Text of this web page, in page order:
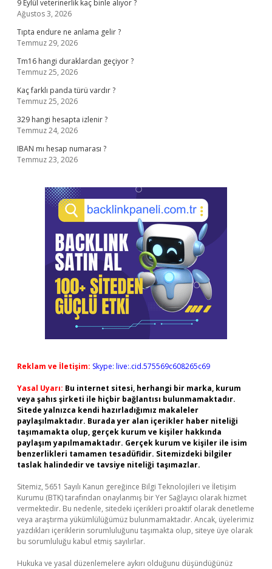
9 Eylül veterinerlik kaç binle alıyor ?
Ağustos 3, 2026
Tıpta endure ne anlama gelir ?
Temmuz 29, 2026
Tm16 hangi duraklardan geçiyor ?
Temmuz 25, 2026
Kaç farklı panda türü vardır ?
Temmuz 25, 2026
329 hangi hesapta izlenir ?
Temmuz 24, 2026
IBAN mı hesap numarası ?
Temmuz 23, 2026
Reklam ve İletişim: Skype: live:.cid.575569c608265c69
Yasal Uyarı: Bu internet sitesi, herhangi bir marka, kurum
veya şahıs şirketi ile hiçbir bağlantısı bulunmamaktadır.
Sitede yalnızca kendi hazırladığımız makaleler
paylaşılmaktadır. Burada yer alan içerikler haber niteliği
taşımamakta olup, gerçek kurum ve kişiler hakkında
paylaşım yapılmamaktadır. Gerçek kurum ve kişiler ile isim
benzerlikleri tamamen tesadüfidir. Sitemizdeki bilgiler
taslak halindedir ve tavsiye niteliği taşımazlar.
Sitemiz, 5651 Sayılı Kanun gereğince Bilgi Teknolojileri ve İletişim
Kurumu (BTK) tarafından onaylanmış bir Yer Sağlayıcı olarak hizmet
vermektedir. Bu nedenle, sitedeki içerikleri proaktif olarak denetleme
veya araştırma yükümlülüğümüz bulunmamaktadır. Ancak, üyelerimiz
yazdıkları içeriklerin sorumluluğunu taşımakta olup, siteye üye olarak
bu sorumluluğu kabul etmiş sayılırlar.
Hukuka ve yasal düzenlemelere aykırı olduğunu düşündüğünüz